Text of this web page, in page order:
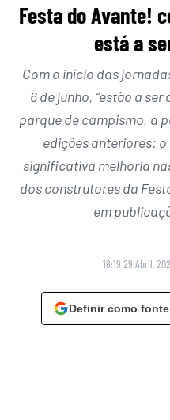
Festa do Avante!
está a
Com o início das
6 de junho, “estão a
parque de campismo, a
edições anteriores:
significativa melhoria
dos construtores da
em
18:19 29 Abril,
Definir como